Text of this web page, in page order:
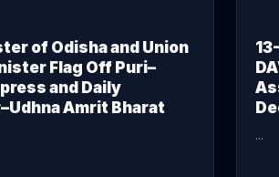
of Odisha and Union
Flag Off Puri–
and Daily
Amrit Bharat
...